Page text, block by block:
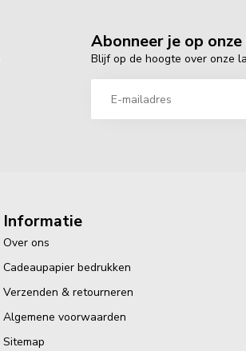
Abonneer je op
Blijf op de hoogte over onze
Informatie
Over ons
Cadeaupapier bedrukken
Verzenden & retourneren
Algemene voorwaarden
Sitemap